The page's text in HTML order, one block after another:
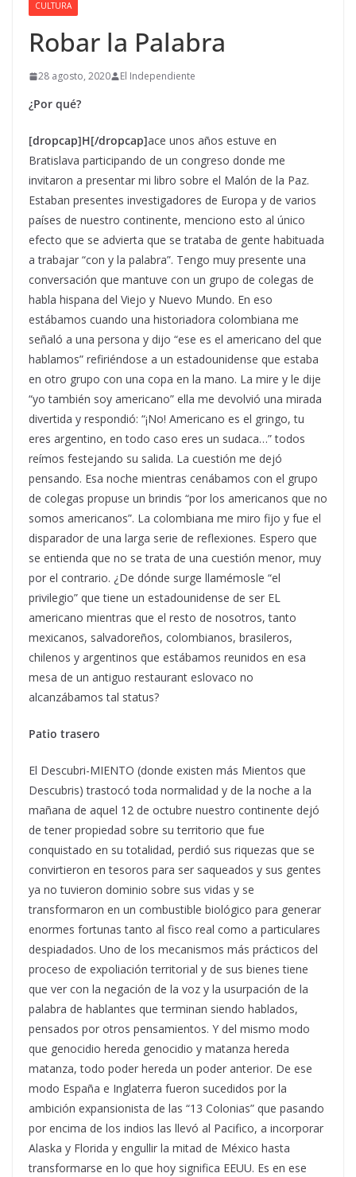
CULTURA
Robar la Palabra
28 agosto, 2020 El Independiente
¿Por qué?
[dropcap]H[/dropcap]ace unos años estuve en
Bratislava participando de un congreso donde me
invitaron a presentar mi libro sobre el Malón de la Paz.
Estaban presentes investigadores de Europa y de varios
países de nuestro continente, menciono esto al único
efecto que se advierta que se trataba de gente habituada
a trabajar “con y la palabra”. Tengo muy presente una
conversación que mantuve con un grupo de colegas de
habla hispana del Viejo y Nuevo Mundo. En eso
estábamos cuando una historiadora colombiana me
señaló a una persona y dijo “ese es el americano del que
hablamos” refiriéndose a un estadounidense que estaba
en otro grupo con una copa en la mano. La mire y le dije
“yo también soy americano” ella me devolvió una mirada
divertida y respondió: “¡No! Americano es el gringo, tu
eres argentino, en todo caso eres un sudaca…” todos
reímos festejando su salida. La cuestión me dejó
pensando. Esa noche mientras cenábamos con el grupo
de colegas propuse un brindis “por los americanos que no
somos americanos”. La colombiana me miro fijo y fue el
disparador de una larga serie de reflexiones. Espero que
se entienda que no se trata de una cuestión menor, muy
por el contrario. ¿De dónde surge llamémosle “el
privilegio” que tiene un estadounidense de ser EL
americano mientras que el resto de nosotros, tanto
mexicanos, salvadoreños, colombianos, brasileros,
chilenos y argentinos que estábamos reunidos en esa
mesa de un antiguo restaurant eslovaco no
alcanzábamos tal status?
Patio trasero
El Descubri-MIENTO (donde existen más Mientos que
Descubris) trastocó toda normalidad y de la noche a la
mañana de aquel 12 de octubre nuestro continente dejó
de tener propiedad sobre su territorio que fue
conquistado en su totalidad, perdió sus riquezas que se
convirtieron en tesoros para ser saqueados y sus gentes
ya no tuvieron dominio sobre sus vidas y se
transformaron en un combustible biológico para generar
enormes fortunas tanto al fisco real como a particulares
despiadados. Uno de los mecanismos más prácticos del
proceso de expoliación territorial y de sus bienes tiene
que ver con la negación de la voz y la usurpación de la
palabra de hablantes que terminan siendo hablados,
pensados por otros pensamientos. Y del mismo modo
que genocidio hereda genocidio y matanza hereda
matanza, todo poder hereda un poder anterior. De ese
modo España e Inglaterra fueron sucedidos por la
ambición expansionista de las “13 Colonias” que pasando
por encima de los indios las llevó al Pacifico, a incorporar
Alaska y Florida y engullir la mitad de México hasta
transformarse en lo que hoy significa EEUU. Es en ese